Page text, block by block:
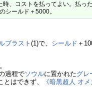
、コストを払ってよい。払
シールド＋5000。
ブラスト(1)で、 シールド ＋
過程でソウルに置かれたグレ
とはできず、 《暗黒超人 オ